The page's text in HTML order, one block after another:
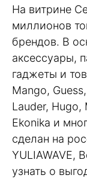
На витрине
миллионов
брендов. В
аксессуары,
гаджеты и
Mango,
Lauder, Hugo,
Ekonika и
сделан на
YULIAWAVE,
узнать о